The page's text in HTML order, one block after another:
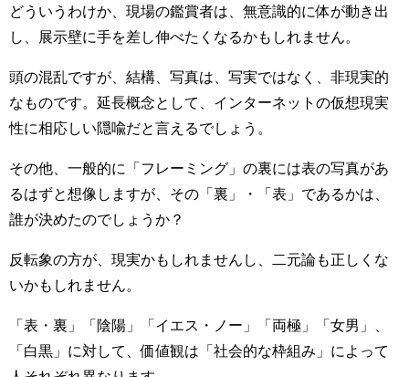
どういうわけか、現場の鑑賞者は、無意識的に体が動き出
し、展示壁に手を差し伸べたくなるかもしれません。
頭の混乱ですが、結構、写真は、写実ではなく、非現実的
なものです。延長概念として、インターネットの仮想現実
性に相応しい隠喩だと言えるでしょう。
その他、一般的に「フレーミング」の裏には表の写真があ
るはずと想像しますが、その「裏」・「表」であるかは、
誰が決めたのでしょうか？
反転象の方が、現実かもしれませんし、二元論も正しくな
いかもしれません。
「表・裏」「陰陽」「イエス・ノー」「両極」「女男」、
「白黒」に対して、価値観は「社会的な枠組み」によって